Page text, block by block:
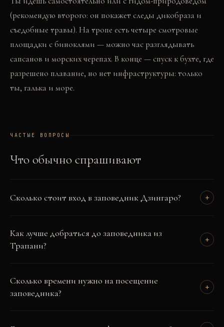
(рекомендую второго: он покажет следы дикобраза и
съедобные травы). На тропе есть четыре смотровые
площадки с биноклями — можно час разглядывать
сапсанов и морских черепах. В конце — спуск к бухте, где
разрешено плавание, но нет инфраструктуры: только
ты, галька и море.
ЧАСТЫЕ ВОПРОСЫ
Что обычно спрашивают
Сколько стоит вход в заповедник Дзингаро? +
Как лучше добраться до заповедника из
Трапани?
+
Сколько времени нужно на посещение
заповедника?
+